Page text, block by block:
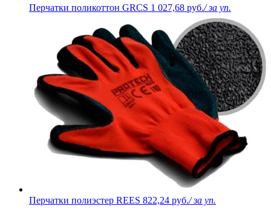
Перчатки поликоттон GRCS 1 027,68 руб./ за уп.
Перчатки полиэстер REES 822,24 руб./ за уп.